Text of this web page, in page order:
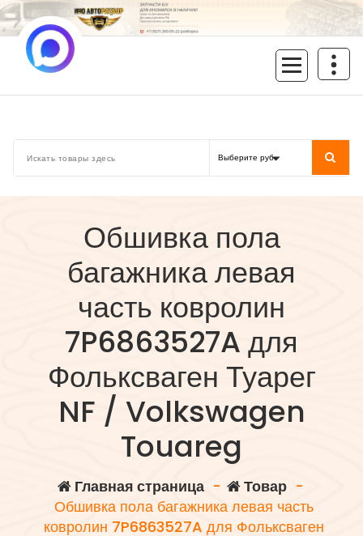
Перейти
к
содержимому
Обшивка пола
багажника левая
часть ковролин
7P6863527A для
Фольксваген Туарег
NF / Volkswagen
Touareg
Главная страница- Товар-
Обшивка пола багажника левая часть
ковролин 7P6863527A для Фольксваген